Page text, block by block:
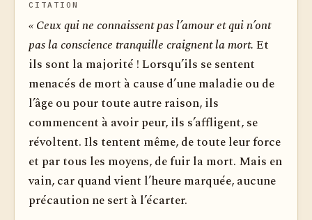
CITATION
« Ceux qui ne connaissent pas l’amour et qui n’ont
pas la conscience tranquille craignent la mort.Et
ils sont la majorité ! Lorsqu’ils se sentent
menacés de mort à cause d’une maladie ou de
l’âge ou pour toute autre raison, ils
commencent à avoir peur, ils s’affligent, se
révoltent. Ils tentent même, de toute leur force
et par tous les moyens, de fuir la mort. Mais en
vain, car quand vient l’heure marquée, aucune
précaution ne sert à l’écarter.